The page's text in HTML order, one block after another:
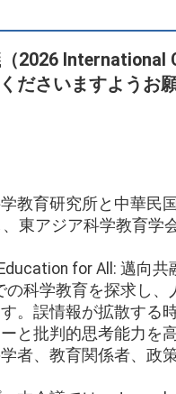
2026
ださいますようお
教育研究所と中華民
東アジア科学教育学
for All: 邁向
科学教育を探求し
。誤情報が拡散する
と批判的思考能力を
者、教育関係者、政